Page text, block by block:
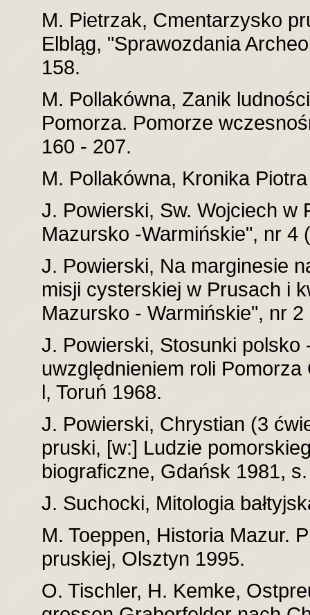
M. Pietrzak, Cmentarzysko
Elbląg, "Sprawozdania
158.
M. Pollakówna, Zanik
Pomorza. Pomorze
160 - 207.
M. Pollakówna, Kronika
J. Powierski, Sw. Wojciech w
Mazursko -Warmińskie", nr 4
J. Powierski, Na marginesie
misji cysterskiej w Prusach i
Mazursko - Warmińskie", nr
J. Powierski, Stosunki
uwzględnieniem roli
l, Toruń 1968.
J. Powierski, Chrystian (3
pruski, [w:] Ludzie
biograficzne, Gdańsk 1981,
J. Suchocki, Mitologia
M. Toeppen, Historia Mazur.
pruskiej, Olsztyn 1995.
O. Tischler, H. Kemke,